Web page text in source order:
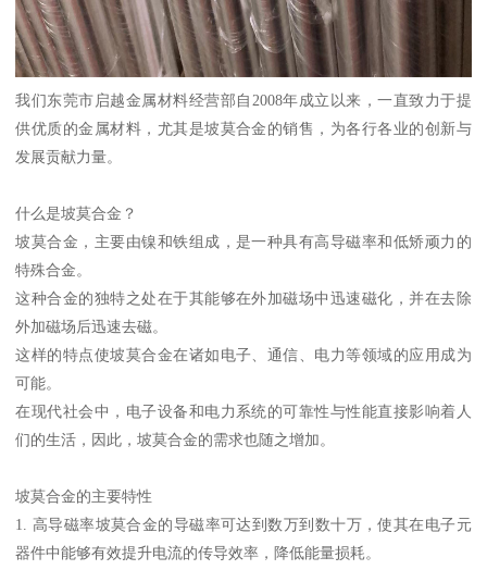
我们东莞市启越金属材料经营部自2008年成立以来，一直致力于提
供优质的金属材料，尤其是坡莫合金的销售，为各行各业的创新与
发展贡献力量。
什么是坡莫合金？
坡莫合金，主要由镍和铁组成，是一种具有高导磁率和低矫顽力的
特殊合金。
这种合金的独特之处在于其能够在外加磁场中迅速磁化，并在去除
外加磁场后迅速去磁。
这样的特点使坡莫合金在诸如电子、通信、电力等领域的应用成为
可能。
在现代社会中，电子设备和电力系统的可靠性与性能直接影响着人
们的生活，因此，坡莫合金的需求也随之增加。
坡莫合金的主要特性
1. 高导磁率坡莫合金的导磁率可达到数万到数十万，使其在电子元
器件中能够有效提升电流的传导效率，降低能量损耗。